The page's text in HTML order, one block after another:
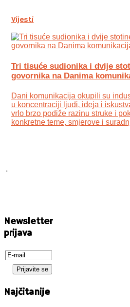
Vijesti
Tri tisuće sudionika i dvije
govornika na Danima
Dani komunikacija okupili su
u koncentraciji ljudi, ideja i
vrlo brzo podiže razinu struke i
konkretne teme, smjerove i
.
Newsletter
prijava
Najčitanije